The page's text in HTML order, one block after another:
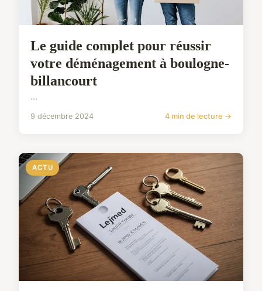
Le guide complet pour réussir
votre déménagement à boulogne-
billancourt
...
9 décembre 2024 4 min de lecture →
ACTU